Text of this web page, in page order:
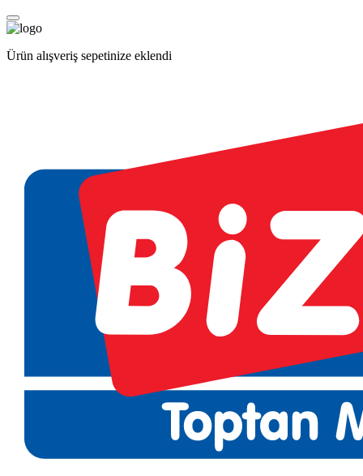
Ürün alışveriş sepetinize eklendi